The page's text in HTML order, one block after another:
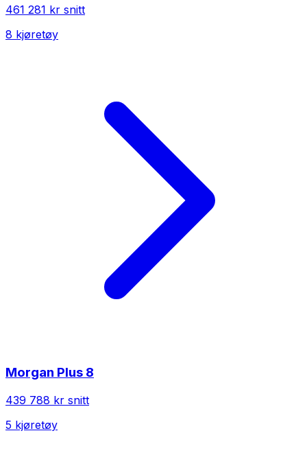
461 281 kr snitt
8 kjøretøy
Morgan Plus 8
439 788 kr snitt
5 kjøretøy